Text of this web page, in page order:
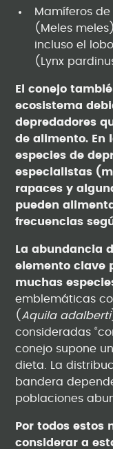
Mamíferos
(Meles
incluso el
(Lynx
El conejo
ecosistema
depredadores
de alimento. En
especies de
especialistas
rapaces y
pueden
frecuencias
La abundancia
elemento clave
muchas
emblemáticas
( Aquila adalberti
consideradas
conejo supone
dieta. La
bandera
poblaciones
Por todos estos
considerar a